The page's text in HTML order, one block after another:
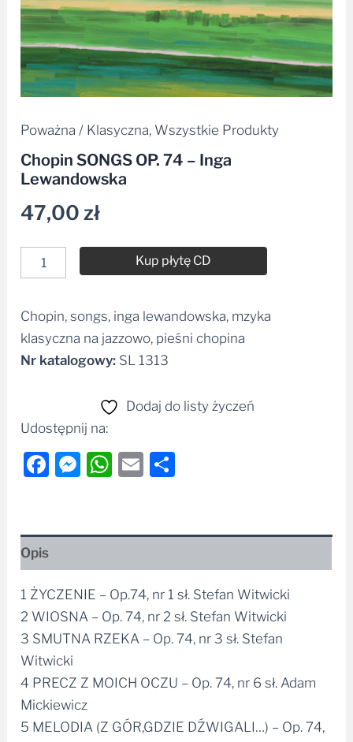
Poważna / Klasyczna, Wszystkie Produkty
Chopin SONGS OP. 74 – Inga
Lewandowska
47,00zł
Kup płytę CD
Alternative:
Chopin, songs, inga lewandowska, mzyka
klasyczna na jazzowo, pieśni chopina
Nr katalogowy: SL 1313
Dodaj do listy życzeń
Udostępnij na:
Facebook
Messenger
WhatsApp
Email
Opis
1 ŻYCZENIE – Op.74, nr 1 sł. Stefan Witwicki
2 WIOSNA – Op. 74, nr 2 sł. Stefan Witwicki
3 SMUTNA RZEKA – Op. 74, nr 3 sł. Stefan
Witwicki
4 PRECZ Z MOICH OCZU – Op. 74, nr 6 sł. Adam
Mickiewicz
5 MELODIA (Z GÓR,GDZIE DŹWIGALI…) – Op. 74,